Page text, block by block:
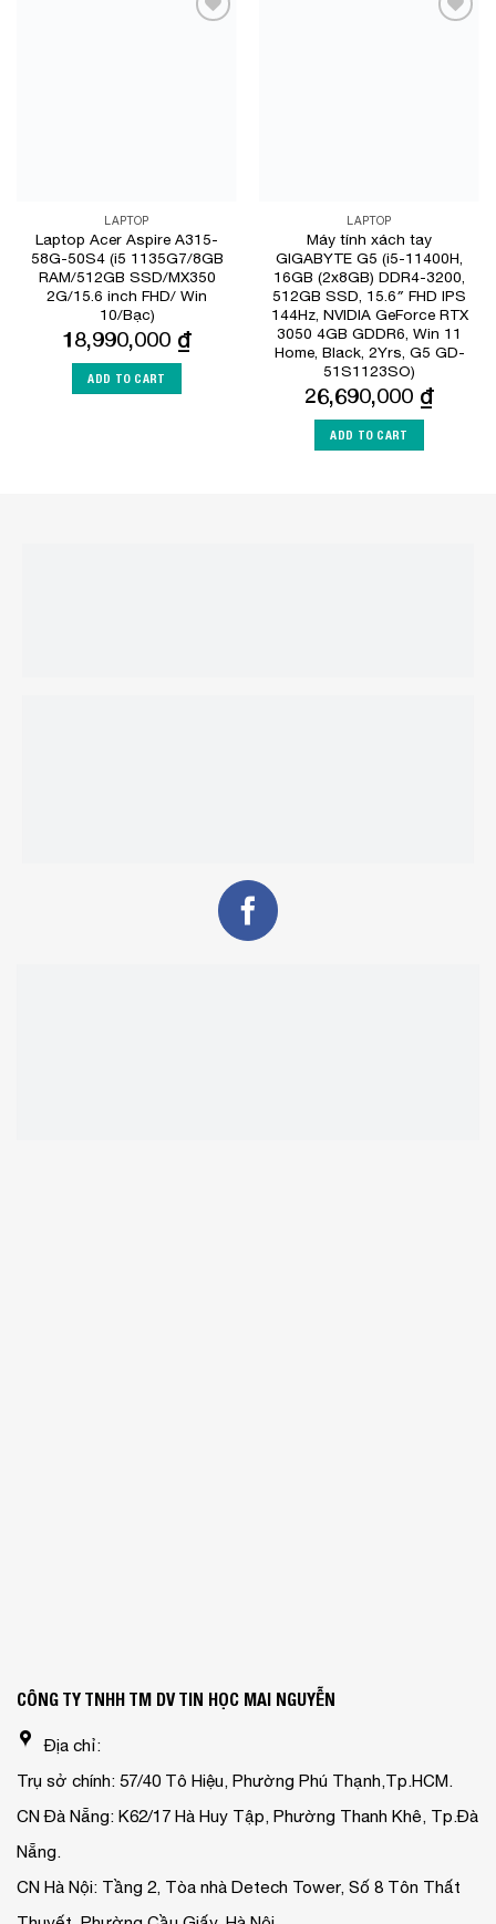
LAPTOP
Laptop Acer Aspire A315-
58G-50S4 (i5 1135G7/8GB
RAM/512GB SSD/MX350
2G/15.6 inch FHD/ Win
10/Bạc)
18,990,000 ₫
ADD TO CART
LAPTOP
Máy tính xách tay
GIGABYTE G5 (i5-11400H,
16GB (2x8GB) DDR4-3200,
512GB SSD, 15.6″ FHD IPS
144Hz, NVIDIA GeForce RTX
3050 4GB GDDR6, Win 11
Home, Black, 2Yrs, G5 GD-
51S1123SO)
26,690,000 ₫
ADD TO CART
CÔNG TY TNHH TM DV TIN HỌC MAI NGUYỄN
Địa chỉ:
Trụ sở chính: 57/40 Tô Hiệu, Phường Phú Thạnh,Tp.HCM.
CN Đà Nẵng: K62/17 Hà Huy Tập, Phường Thanh Khê, Tp.Đà
Nẵng.
CN Hà Nội: Tầng 2, Tòa nhà Detech Tower, Số 8 Tôn Thất